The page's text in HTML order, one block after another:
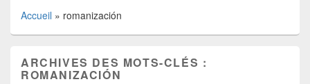
Accueil » romanización
ARCHIVES DES MOTS-CLÉS :
ROMANIZACIÓN